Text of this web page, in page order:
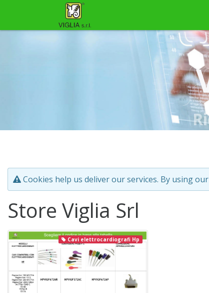
Cookies help us deliver our services. By using
Store Viglia Srl
Cavi elettrocardiografi Hp